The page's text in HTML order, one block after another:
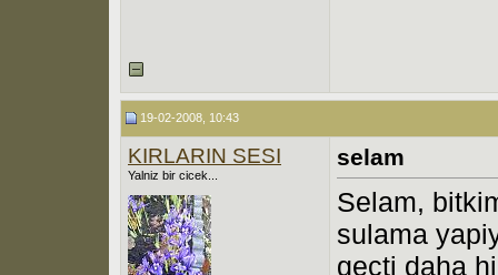
19-02-2008, 10:43
KIRLARIN SESI
Yalniz bir cicek...
selam
Selam,
sulama
gecti daha